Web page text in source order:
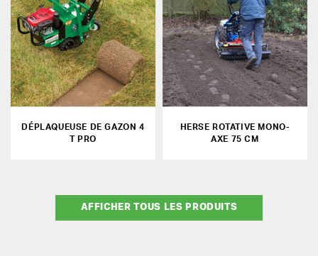
DÉPLAQUEUSE DE GAZON 4
T PRO
HERSE ROTATIVE MONO-
AXE 75 CM
AFFICHER TOUS LES PRODUITS